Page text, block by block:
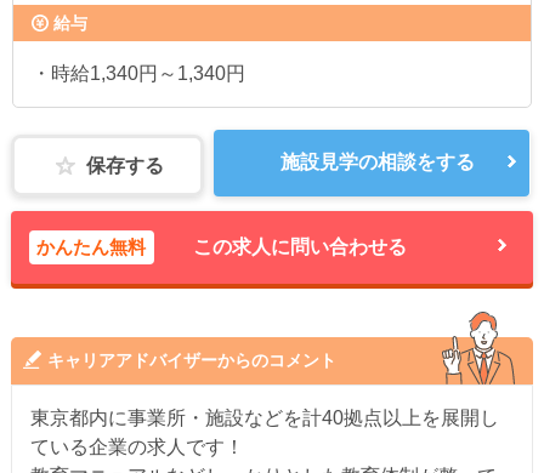
給与
・時給1,340円～1,340円
保存する 施設見学の相談をする
かんたん無料 この求人に問い合わせる
キャリアアドバイザーからのコメント
東京都内に事業所・施設などを計40拠点以上を展開し
ている企業の求人です！